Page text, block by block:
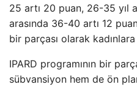
25 artı 20 puan, 26-35 yıl
arasında 36-40 artı 12
bir parçası olarak
IPARD programının bir
sübvansiyon hem de ön